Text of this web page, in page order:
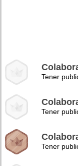
Tener
Tener
Tener